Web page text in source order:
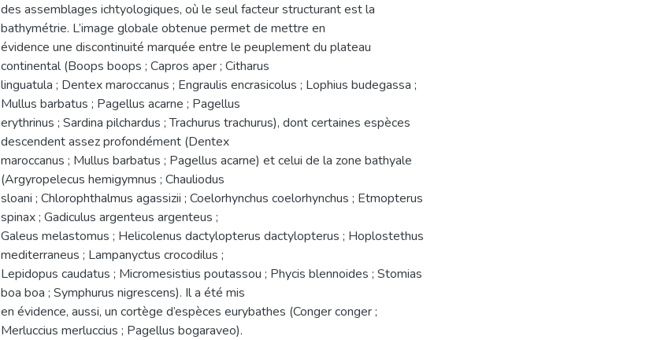
des assemblages ichtyologiques, où le seul facteur structurant est la
bathymétrie. L’image globale obtenue permet de mettre en
évidence une discontinuité marquée entre le peuplement du plateau
continental (Boops boops ; Capros aper ; Citharus
linguatula ; Dentex maroccanus ; Engraulis encrasicolus ; Lophius budegassa ;
Mullus barbatus ; Pagellus acarne ; Pagellus
erythrinus ; Sardina pilchardus ; Trachurus trachurus), dont certaines espèces
descendent assez profondément (Dentex
maroccanus ; Mullus barbatus ; Pagellus acarne) et celui de la zone bathyale
(Argyropelecus hemigymnus ; Chauliodus
sloani ; Chlorophthalmus agassizii ; Coelorhynchus coelorhynchus ; Etmopterus
spinax ; Gadiculus argenteus argenteus ;
Galeus melastomus ; Helicolenus dactylopterus dactylopterus ; Hoplostethus
mediterraneus ; Lampanyctus crocodilus ;
Lepidopus caudatus ; Micromesistius poutassou ; Phycis blennoides ; Stomias
boa boa ; Symphurus nigrescens). Il a été mis
en évidence, aussi, un cortège d’espèces eurybathes (Conger conger ;
Merluccius merluccius ; Pagellus bogaraveo).